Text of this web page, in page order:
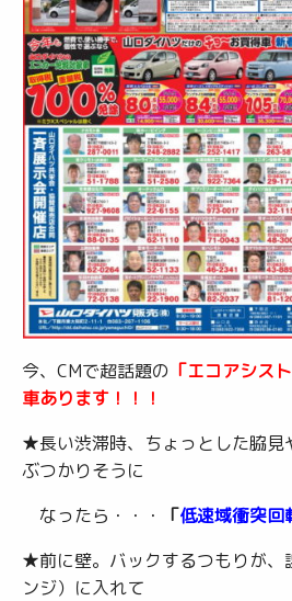
今、CMで超話題の 「エコアシスト
車あります！！！
★長い渋滞時、ちょっとした脇見
ぶつかりそうに
なったら・・・
「低速域衝突回
★前に壁。バックするつもりが、
ンジ）に入れて